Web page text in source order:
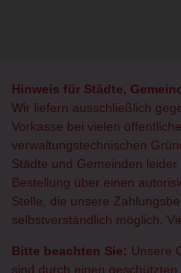
Hinweis für Städte,
Wir liefern ausschließlich
Vorkasse bei vielen
verwaltungstechnischen
Städte und Gemeinden
Bestellung über einen
Stelle, die unsere
selbstverständlich möglich.
Bitte beachten Sie: Unsere
sind durch einen